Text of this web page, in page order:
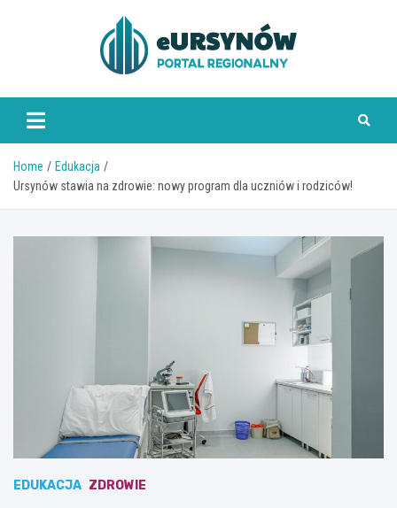
Home
Edukacja
Ursynów stawia na zdrowie: nowy program dla uczniów i rodziców!
EDUKACJA ZDROWIE